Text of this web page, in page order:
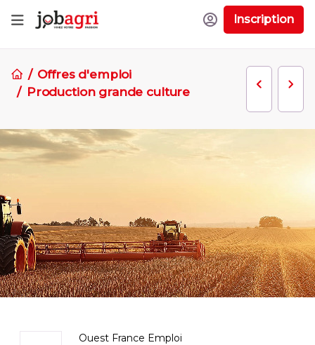
Inscription
Offres d'emploi
Production grande culture
Ouest France Emploi